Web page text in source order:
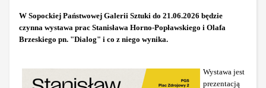
W Sopockiej Państwowej Galerii Sztuki do 21.06.2026 będzie
czynna wystawa prac Stanisława Horno-Popławskiego i Olafa
Brzeskiego pn. "Dialog" i co z niego wynika.
Wystawa jest
prezentacją